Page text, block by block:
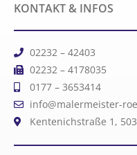
KONTAKT & INFOS
02232 – 42403
02232 – 4178035
0177 – 3653414
info@malermeister-
Kentenichstraße 1,